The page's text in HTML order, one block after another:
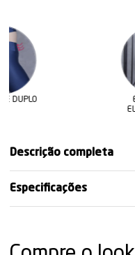
EXCELENTE
Descrição completa
Especificações